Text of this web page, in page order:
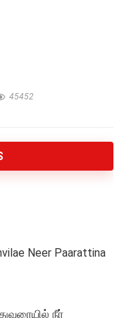
45452
Neer Paarattina
நீர்